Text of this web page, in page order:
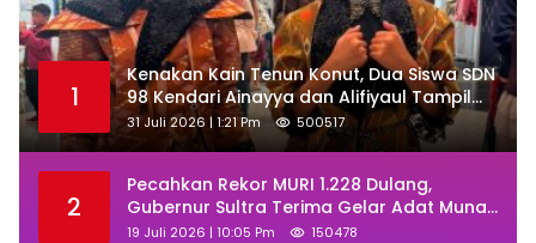
1
‎Kenakan Kain Tenun Konut, Dua Siswa SDN
98 Kendari Ainayya dan Alifiyaul Tampil
Memukau di Ajang BTN Indonesia Fashion
Week 2026
31 Juli 2026 | 1:21 Pm 500517
2
Pecahkan Rekor MURI 1.228 Dulang,
Gubernur Sultra Terima Gelar Adat Muna
dan Ajak KKMM Bersinergi
19 Juli 2026 | 10:05 Pm 150478